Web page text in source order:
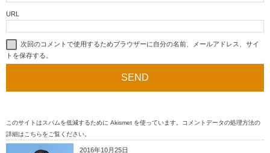
URL
次回のコメントで使用するためブラウザーに自分の名前、メールアドレス、サイ
トを保存する。
このサイトはスパムを低減するために Akismet を使っています。 コメントデータの処理方法の
詳細はこちらをご覧ください
2016年10月25日